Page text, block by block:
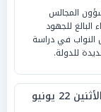
المجالس
البالغ للجهود
النواب في دراسة
للدولة.
أسعار الذهب في مصر اليوم الأثنين 22 يونيو